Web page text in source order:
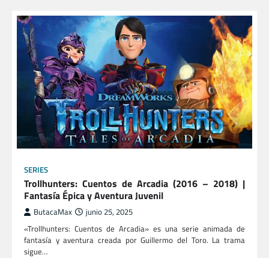
SERIES
Trollhunters: Cuentos de Arcadia (2016 – 2018) |
Fantasía Épica y Aventura Juvenil
ButacaMax junio 25, 2025
«Trollhunters: Cuentos de Arcadia» es una serie animada de
fantasía y aventura creada por Guillermo del Toro. La trama
sigue…